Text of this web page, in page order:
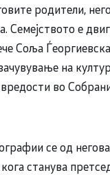
родители,
Семејството е
Соља
на
во
се од
станува